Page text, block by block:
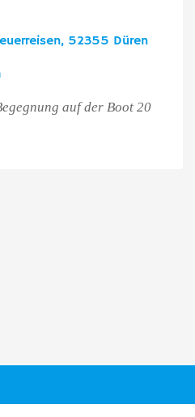
52355 Düren
auf der Boot 20